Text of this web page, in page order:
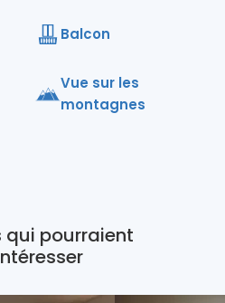
Balcon
Vue sur les
montagnes
qui pourraient